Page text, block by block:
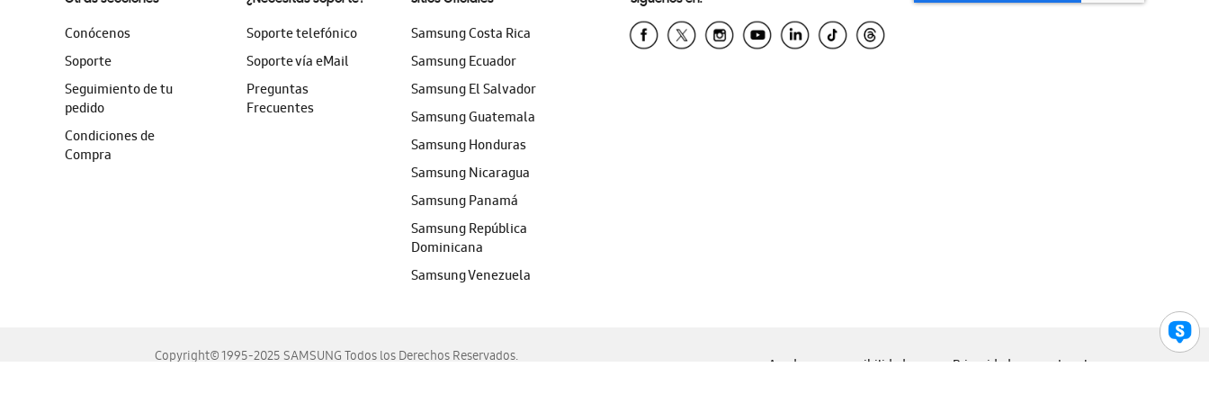
Conócenos
Soporte
Seguimiento de tu
pedido
Condiciones de
Compra
Soporte telefónico
Soporte vía eMail
Preguntas
Frecuentes
Samsung Costa Rica
Samsung Ecuador
Samsung El Salvador
Samsung Guatemala
Samsung Honduras
Samsung Nicaragua
Samsung Panamá
Samsung República
Dominicana
Samsung Venezuela
Copyright© 1995-2025 SAMSUNG Todos los Derechos Reservados.
Ayuda para accesibilidad Privacidad Legal